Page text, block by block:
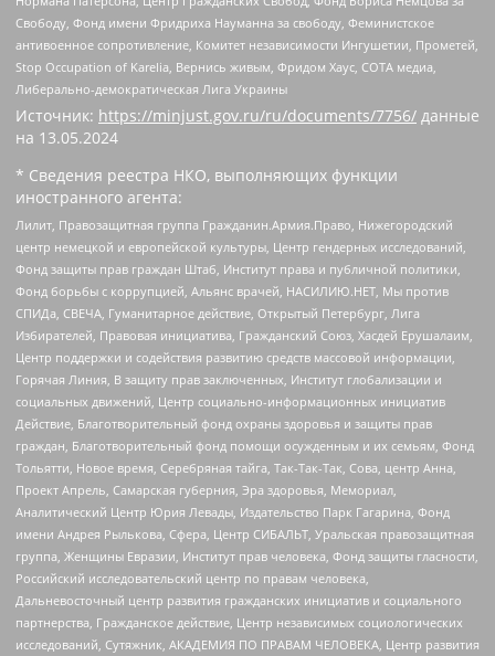
Свободу, Фонд имени Фридриха Науманна за свободу, Феминистское
антивоенное сопротивление, Комитет независимости Ингушетии, Прометей,
Stop Occupation of Karelia, Вернись живым, Фридом Хаус, СОТА медиа,
Либерально-демократическая Лига Украины
Источник: https://minjust.gov.ru/ru/documents/7756/ данные
на 13.05.2024
* Сведения реестра НКО, выполняющих функции
иностранного агента:
Лилит, Правозащитная группа Гражданин.Армия.Право, Нижегородский
центр немецкой и европейской культуры, Центр гендерных исследований,
Фонд защиты прав граждан Штаб, Институт права и публичной политики,
Фонд борьбы с коррупцией, Альянс врачей, НАСИЛИЮ.НЕТ, Мы против
СПИДа, СВЕЧА, Гуманитарное действие, Открытый Петербург, Лига
Избирателей, Правовая инициатива, Гражданский Союз, Хасдей Ерушалаим,
Центр поддержки и содействия развитию средств массовой информации,
Горячая Линия, В защиту прав заключенных, Институт глобализации и
социальных движений, Центр социально-информационных инициатив
Действие, Благотворительный фонд охраны здоровья и защиты прав
граждан, Благотворительный фонд помощи осужденным и их семьям, Фонд
Тольятти, Новое время, Серебряная тайга, Так-Так-Так, Сова, центр Анна,
Проект Апрель, Самарская губерния, Эра здоровья, Мемориал,
Аналитический Центр Юрия Левады, Издательство Парк Гагарина, Фонд
имени Андрея Рылькова, Сфера, Центр СИБАЛЬТ, Уральская правозащитная
группа, Женщины Евразии, Институт прав человека, Фонд защиты гласности,
Российский исследовательский центр по правам человека,
Дальневосточный центр развития гражданских инициатив и социального
партнерства, Гражданское действие, Центр независимых социологических
исследований, Сутяжник, АКАДЕМИЯ ПО ПРАВАМ ЧЕЛОВЕКА, Центр развития